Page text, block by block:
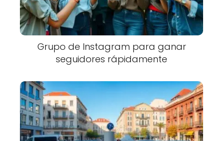
Grupo de Instagram para ganar
seguidores rápidamente